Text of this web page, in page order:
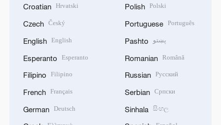
Croatian Hrvatski
Czech Český
English English
Esperanto Esperanto
Filipino Filipino
French Français
German Deutsch
Polish Polski
Portuguese Português
Pashto پښتو
Romanian Română
Russian Русский
Serbian Српски
Sinhala සිංහල